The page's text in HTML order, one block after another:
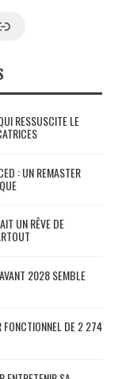
News
RESSUSCITE LE
: UN REMASTER
UN RÊVE DE
2028 SEMBLE
FONCTIONNEL DE 2 274